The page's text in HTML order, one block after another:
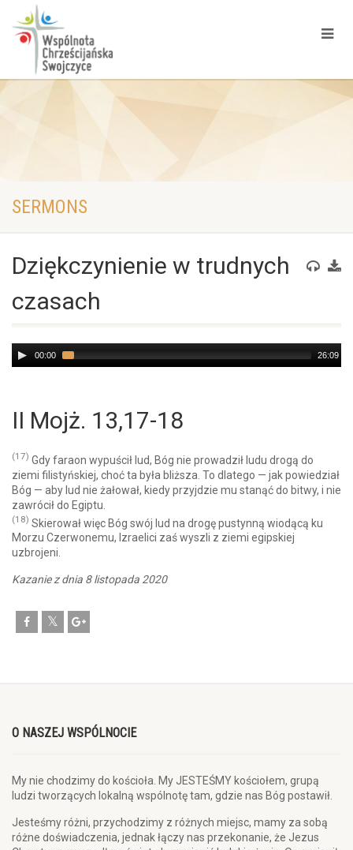
SERMONS
Dziękczynienie w trudnych
czasach
Audio
Player
00:00 26:09
II Mojż. 13,17-18
(17) Gdy faraon wypuścił lud, Bóg nie prowadził ludu drogą do
ziemi filistyńskiej, choć ta była bliższa. To dlatego — jak powiedział
Bóg — aby lud nie żałował, kiedy przyjdzie mu stanąć do bitwy, i nie
zawrócił do Egiptu.
(18) Skierował więc Bóg swój lud na drogę pustynną wiodącą ku
Morzu Czerwonemu, Izraelici zaś wyszli z ziemi egipskiej
uzbrojeni.
Kazanie z dnia 8 listopada 2020
O NASZEJ WSPÓLNOCIE
My nie chodzimy do kościoła. My JESTEŚMY kościołem, grupą
ludzi tworzących lokalną wspólnotę tam, gdzie nas Bóg postawił.
Jesteśmy różni, przychodzimy z różnych miejsc, mamy za sobą
różne doświadczenia, jednak łączy nas przekonanie, że Jezus